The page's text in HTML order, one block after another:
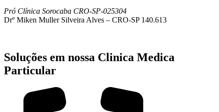
Pró Clínica Sorocaba CRO-SP-025304
Drº Miken Muller Silveira Alves – CRO-SP 140.613
Soluções em nossa Clinica Medica
Particular